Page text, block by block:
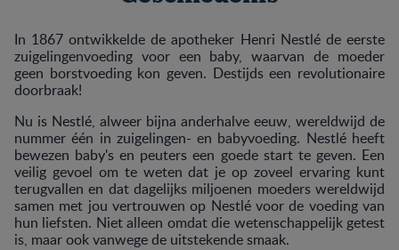
In 1867 ontwikkelde de apotheker Henri Nestlé de eerste
zuigelingenvoeding voor een baby, waarvan de moeder
geen borstvoeding kon geven. Destijds een revolutionaire
doorbraak!
Nu is Nestlé, alweer bijna anderhalve eeuw, wereldwijd de
nummer één in zuigelingen- en babyvoeding. Nestlé heeft
bewezen baby's en peuters een goede start te geven. Een
veilig gevoel om te weten dat je op zoveel ervaring kunt
terugvallen en dat dagelijks miljoenen moeders wereldwijd
samen met jou vertrouwen op Nestlé voor de voeding van
hun liefsten. Niet alleen omdat die wetenschappelijk getest
is, maar ook vanwege de uitstekende smaak.